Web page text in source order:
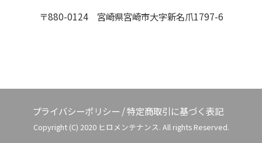
〒880-0124 宮崎県宮崎市大字新名爪1797-6
プライバシーポリシー /特定商取引に基づく表記
Copyright (C) 2020 ヒロメンテナンス. All rights Reserved.